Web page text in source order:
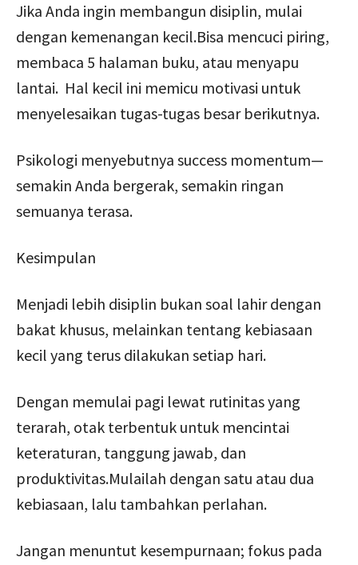
Jika Anda ingin membangun disiplin, mulai
dengan kemenangan kecil.Bisa mencuci piring,
membaca 5 halaman buku, atau menyapu
lantai. Hal kecil ini memicu motivasi untuk
menyelesaikan tugas-tugas besar berikutnya.
Psikologi menyebutnya success momentum—
semakin Anda bergerak, semakin ringan
semuanya terasa.
Kesimpulan
Menjadi lebih disiplin bukan soal lahir dengan
bakat khusus, melainkan tentang kebiasaan
kecil yang terus dilakukan setiap hari.
Dengan memulai pagi lewat rutinitas yang
terarah, otak terbentuk untuk mencintai
keteraturan, tanggung jawab, dan
produktivitas.Mulailah dengan satu atau dua
kebiasaan, lalu tambahkan perlahan.
Jangan menuntut kesempurnaan; fokus pada